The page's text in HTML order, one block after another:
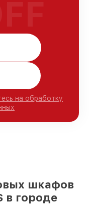
на обработку
шкафов
в городе